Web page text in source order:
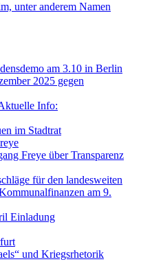
unter anderem Namen
am 3.10 in Berlin
2025 gegen
Info:
im Stadtrat
Freye über Transparenz
für den landesweiten
am 9.
Einladung
und Kriegsrhetorik